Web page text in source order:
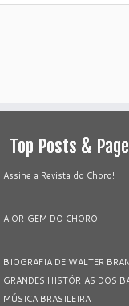
Top Posts &
Assine a Revista do Choro!
A ORIGEM DO CHORO
BIOGRAFIA DE WALTER
GRANDES HISTÓRIAS DOS
MÚSICA BRASILEIRA